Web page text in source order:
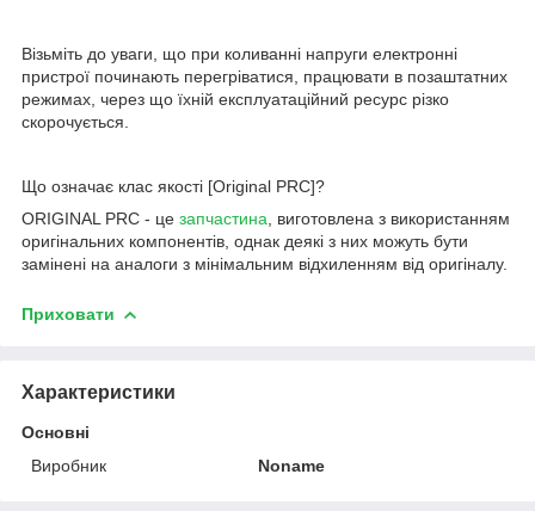
Візьміть до уваги, що при коливанні напруги електронні
пристрої починають перегріватися, працювати в позаштатних
режимах, через що їхній експлуатаційний ресурс різко
скорочується.
Що означає клас якості [Original PRC]?
ORIGINAL PRC - це запчастина , виготовлена з використанням
оригінальних компонентів, однак деякі з них можуть бути
замінені на аналоги з мінімальним відхиленням від оригіналу.
Приховати
Характеристики
Основні
Виробник
Noname